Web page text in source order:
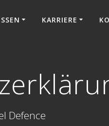
KARRIERE
Defence